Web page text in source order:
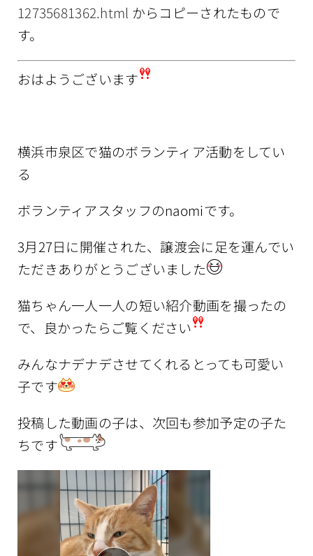
12735681362.html からコピーされたもので
す。
おはようございます
横浜市泉区で猫のボランティア活動をしてい
る
ボランティアスタッフのnaomiです。
3月27日に開催された、譲渡会に足を運んでい
ただきありがとうございました
猫ちゃん一人一人の短い紹介動画を撮ったの
で、良かったらご覧ください
みんなナデナデさせてくれるとっても可愛い
子です
投稿した動画の子は、次回も参加予定の子た
ちです